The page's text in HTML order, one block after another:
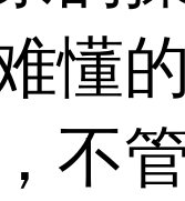
懂
不